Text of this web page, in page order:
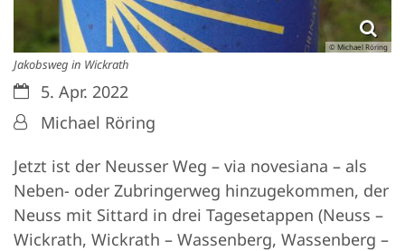
© Michael Röring
Jakobsweg in Wickrath
Datum:5. Apr. 2022
Von:Michael Röring
Jetzt ist der Neusser Weg – via novesiana – als
Neben- oder Zubringerweg hinzugekommen, der
Neuss mit Sittard in drei Tagesetappen (Neuss –
Wickrath, Wickrath – Wassenberg, Wassenberg –